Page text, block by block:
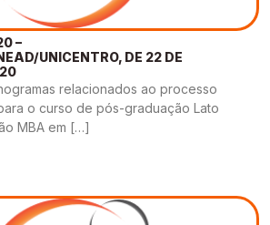
–
UNICENTRO, DE 22 DE
relacionados ao processo
o curso de pós-graduação Lato
MBA em […]